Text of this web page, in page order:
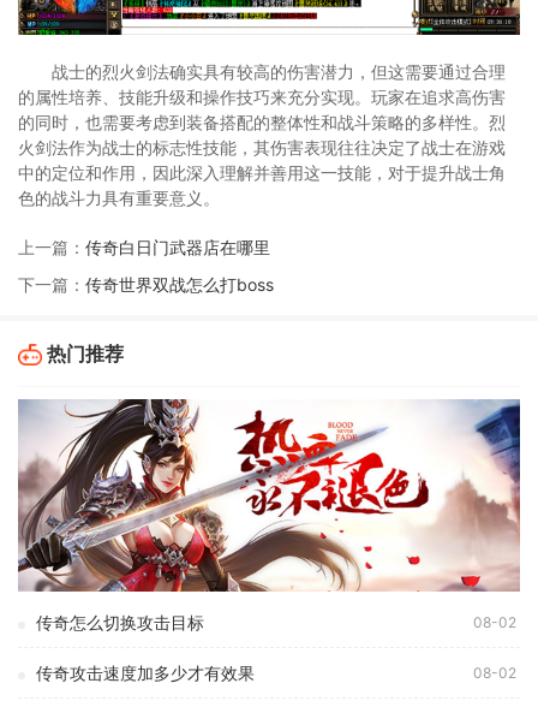
战士的烈火剑法确实具有较高的伤害潜力，但这需要通过合理
的属性培养、技能升级和操作技巧来充分实现。玩家在追求高伤害
的同时，也需要考虑到装备搭配的整体性和战斗策略的多样性。烈
火剑法作为战士的标志性技能，其伤害表现往往决定了战士在游戏
中的定位和作用，因此深入理解并善用这一技能，对于提升战士角
色的战斗力具有重要意义。
上一篇： 传奇白日门武器店在哪里
下一篇： 传奇世界双战怎么打boss
热门推荐
传奇怎么切换攻击目标 08-02
传奇攻击速度加多少才有效果 08-02